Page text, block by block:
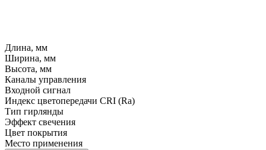
Длина, мм
Ширина, мм
Высота, мм
Каналы управления
Входной сигнал
Индекс цветопередачи CRI (Ra)
Тип гирлянды
Эффект свечения
Цвет покрытия
Место применения